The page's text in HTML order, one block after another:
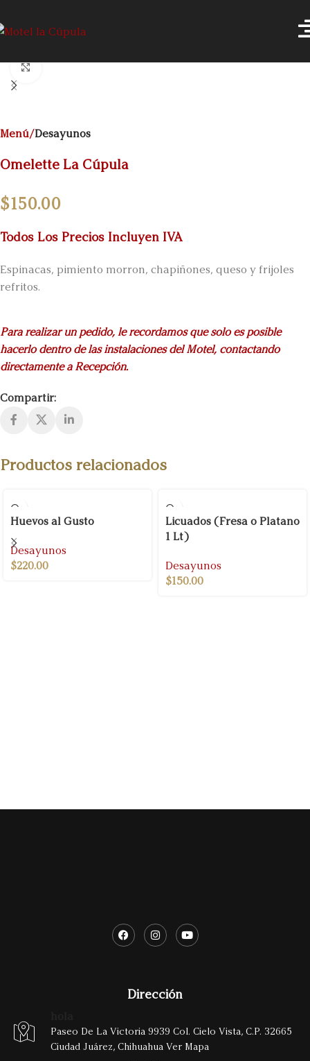
Menú Desayunos
Omelette La Cúpula
$150.00
Todos Los Precios Incluyen IVA
Espinacas, pimiento morron, chapiñones, queso y frijoles
refritos.
Para realizar un pedido, le recordamos que solo es posible
hacerlo dentro de las instalaciones del Motel, contactando
directamente a Recepción.
Compartir:
Productos relacionados
Huevos al Gusto
Desayunos
$220.00
Licuados (Fresa o Platano
1 Lt)
Desayunos
$150.00
Dirección
Paseo De La Victoria 9939 Col. Cielo Vista, C.P. 32665
Ciudad Juárez, Chihuahua Ver Mapa